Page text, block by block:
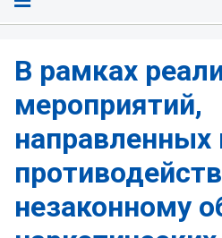
В рамках
мероприятий,
направленных
незаконному